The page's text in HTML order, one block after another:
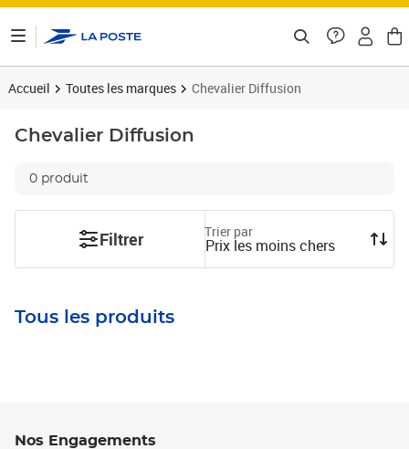
Accueil Toutes les marques Chevalier Diffusion
Chevalier Diffusion
0 produit
Filtrer Trier par
Prix les moins chers
Tous les produits
Nos Engagements